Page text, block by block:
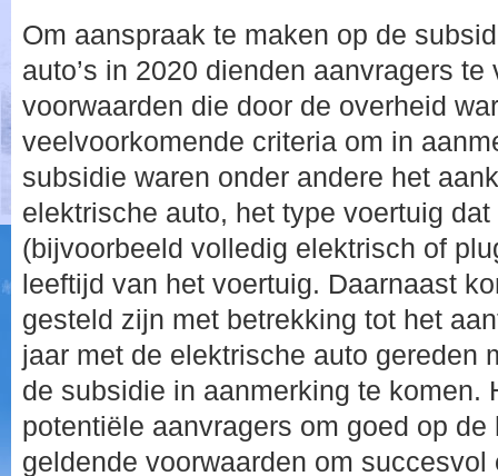
Om aanspraak te maken op de
auto’s in 2020 dienden aanvragers
voorwaarden die door de overheid
veelvoorkomende criteria om in
subsidie waren onder andere het
elektrische auto, het type voertuig
(bijvoorbeeld volledig elektrisch of
leeftijd van het voertuig. Daarnaast
gesteld zijn met betrekking tot het
jaar met de elektrische auto gereden
de subsidie in aanmerking te komen.
potentiële aanvragers om goed op
geldende voorwaarden om